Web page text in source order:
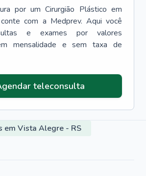
por um Cirurgião Plástico em
com a Medprev. Aqui você
e exames por valores
mensalidade e sem taxa de
teleconsulta
em Vista Alegre - RS